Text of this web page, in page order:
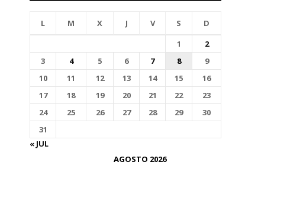
AGOSTO 2026
L M X J V S
D
1
2
3
4 5 6 7 8
9
10
11 12 13 14 15
16
17
18 19 20 21 22
23
24
25 26 27 28 29
30
31
« JUL